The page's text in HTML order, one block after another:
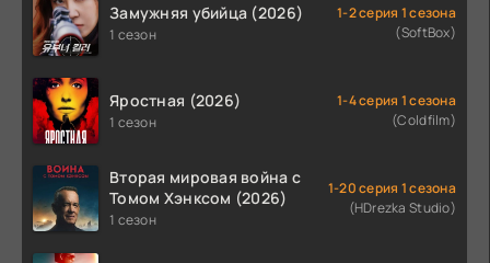
Замужняя убийца (2026)
1 сезон
1-2 серия 1 сезона
(SoftBox)
Яростная (2026)
1 сезон
1-4 серия 1 сезона
(Coldfilm)
Вторая мировая война с
Томом Хэнксом (2026)
1 сезон
1-20 серия 1 сезона
(HDrezka Studio)